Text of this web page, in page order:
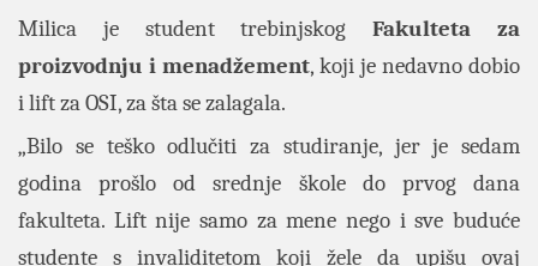
Milica je student trebinjskogFakulteta za
proizvodnju i menadžement, koji je nedavno dobio
i lift za OSI, za šta se zalagala.
„Bilo se teško odlučiti za studiranje, jer je sedam
godina prošlo od srednje škole do prvog dana
fakulteta. Lift nije samo za mene nego i sve buduće
studente s invaliditetom koji žele da upišu ovaj